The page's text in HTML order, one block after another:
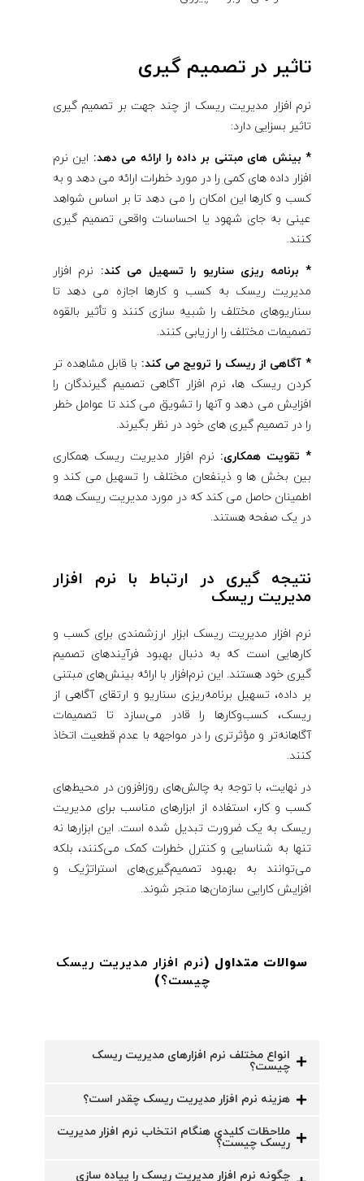
تاثیر در تصمیم گیری
نرم افزار مدیریت ریسک از چند جهت بر تصمیم گیری
تاثیر بسزایی دارد:
* بینش های مبتنی بر داده را ارائه می دهد: این نرم
افزار داده های کمی را در مورد خطرات ارائه می دهد و به
کسب و کارها این امکان را می دهد تا بر اساس شواهد
عینی به جای شهود یا احساسات واقعی تصمیم گیری
کنند.
* برنامه ریزی سناریو را تسهیل می کند: نرم افزار
مدیریت ریسک به کسب و کارها اجازه می دهد تا
سناریوهای مختلف را شبیه سازی کنند و تأثیر بالقوه
تصمیمات مختلف را ارزیابی کنند.
* آگاهی از ریسک را ترویج می کند: با قابل مشاهده تر
کردن ریسک ها، نرم افزار آگاهی تصمیم گیرندگان را
افزایش می دهد و آنها را تشویق می کند تا عوامل خطر
را در تصمیم گیری های خود در نظر بگیرند.
* تقویت همکاری: نرم افزار مدیریت ریسک همکاری
بین بخش ها و ذینفعان مختلف را تسهیل می کند و
اطمینان حاصل می کند که در مورد مدیریت ریسک همه
در یک صفحه هستند.
نتیجه گیری در ارتباط با نرم افزار
مدیریت ریسک
نرم افزار مدیریت ریسک ابزار ارزشمندی برای کسب و
کارهایی است که به دنبال بهبود فرآیندهای تصمیم
گیری خود هستند. این نرم‌افزار با ارائه بینش‌های مبتنی
بر داده، تسهیل برنامه‌ریزی سناریو و ارتقای آگاهی از
ریسک، کسب‌وکارها را قادر می‌سازد تا تصمیمات
آگاهانه‌تر و مؤثرتری را در مواجهه با عدم قطعیت اتخاذ
کنند.
در نهایت، با توجه به چالش‌های روزافزون در محیط‌های
کسب و کار، استفاده از ابزارهای مناسب برای مدیریت
ریسک به یک ضرورت تبدیل شده است. این ابزارها نه
تنها به شناسایی و کنترل خطرات کمک می‌کنند، بلکه
می‌توانند به بهبود تصمیم‌گیری‌های استراتژیک و
افزایش کارایی سازمان‌ها منجر شوند.
سوالات متداول (نرم افزار مدیریت ریسک
چیست؟)
انواع مختلف نرم افزارهای مدیریت ریسک
چیست؟
هزینه نرم افزار مدیریت ریسک چقدر است؟
ملاحظات کلیدی هنگام انتخاب نرم افزار مدیریت
ریسک چیست؟
چگونه نرم افزار مدیریت ریسک را پیاده سازی